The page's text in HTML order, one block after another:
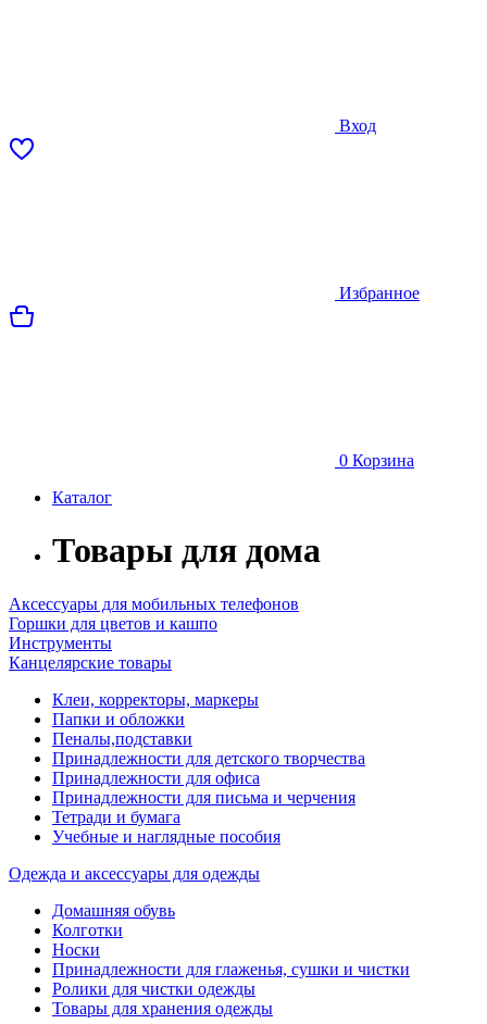
Вход
Избранное
0 Корзина
Каталог
Товары для дома
Аксессуары для мобильных телефонов
Горшки для цветов и кашпо
Инструменты
Канцелярские товары
Клеи, корректоры, маркеры
Папки и обложки
Пеналы,подставки
Принадлежности для детского творчества
Принадлежности для офиса
Принадлежности для письма и черчения
Тетради и бумага
Учебные и наглядные пособия
Одежда и аксессуары для одежды
Домашняя обувь
Колготки
Носки
Принадлежности для глаженья, сушки и чистки
Ролики для чистки одежды
Товары для хранения одежды